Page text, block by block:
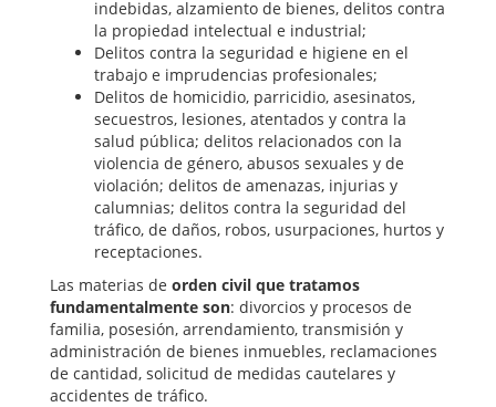
indebidas, alzamiento de bienes, delitos contra
la propiedad intelectual e industrial;
Delitos contra la seguridad e higiene en el
trabajo e imprudencias profesionales;
Delitos de homicidio, parricidio, asesinatos,
secuestros, lesiones, atentados y contra la
salud pública; delitos relacionados con la
violencia de género, abusos sexuales y de
violación; delitos de amenazas, injurias y
calumnias; delitos contra la seguridad del
tráfico, de daños, robos, usurpaciones, hurtos y
receptaciones.
Las materias de orden civil que tratamos
fundamentalmente son: divorcios y procesos de
familia, posesión, arrendamiento, transmisión y
administración de bienes inmuebles, reclamaciones
de cantidad, solicitud de medidas cautelares y
accidentes de tráfico.